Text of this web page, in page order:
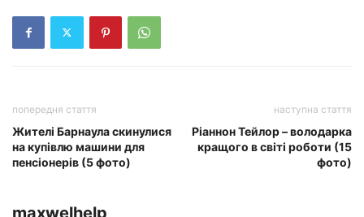
попередня стаття
Жителі Барнаула скинулися
на купівлю машини для
пенсіонерів (5 фото)
наступна стаття
Ріаннон Тейлор – володарка
кращого в світі роботи (15
фото)
maxwelhelp